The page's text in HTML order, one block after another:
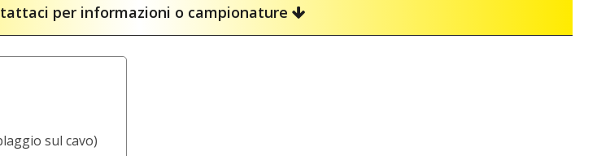
per informazioni o campionature
sul cavo)